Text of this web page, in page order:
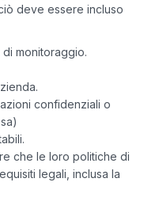
deve essere incluso
monitoraggio.
confidenziali o
che le loro politiche di
legali, inclusa la